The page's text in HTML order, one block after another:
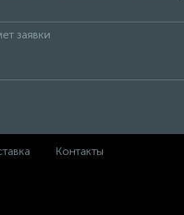
Контакты